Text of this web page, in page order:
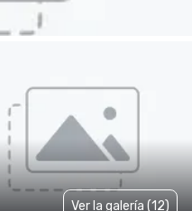
Ver la galería (12)